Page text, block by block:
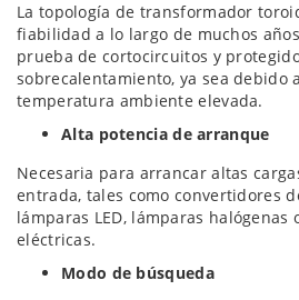
La topología de transformador
fiabilidad a lo largo de muchos
prueba de cortocircuitos y
sobrecalentamiento, ya sea debido
temperatura ambiente elevada.
Alta potencia de arranque
Necesaria para arrancar altas
entrada, tales como convertidores
lámparas LED, lámparas halógenas
eléctricas.
Modo de búsqueda